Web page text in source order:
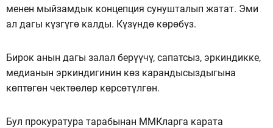
менен мыйзамдык концепция сунушталып жатат. Эми
ал дагы күзгүгө калды. Күзүндө көрөбүз.
Бирок анын дагы залал берүүчү, сапатсыз, эркиндикке,
медианын эркиндигинин көз карандысыздыгына
көптөгөн чектөөлөр көрсөтүлгөн.
Бул прокуратура тарабынан ММКларга карата